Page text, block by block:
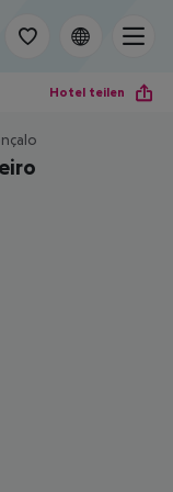
Hotel teilen